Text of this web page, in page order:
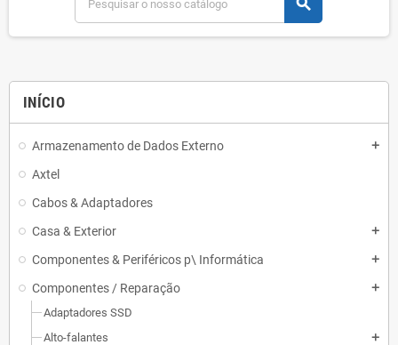
INÍCIO
Armazenamento de Dados Externo add
Axtel
Cabos & Adaptadores
Casa & Exterior
add
Componentes & Periféricos p\ Informática add
Componentes / Reparação add
Adaptadores SSD
Alto-falantes
add
search